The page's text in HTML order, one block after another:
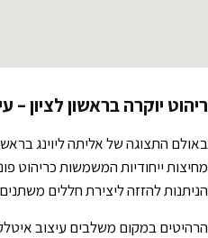
ריהוט יוקרה בראשון לציון –
באולם התצוגה של אליתה ליוינג
מחיצות ייחודיות המשמשות כריהוט
הניתנות להזזה ליצירת חללים
הרהיטים במקום משלבים עיצוב